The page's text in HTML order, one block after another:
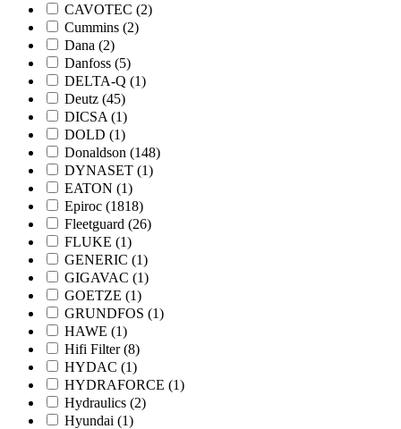
CAVOTEC (2)
Cummins (2)
Dana (2)
Danfoss (5)
DELTA-Q (1)
Deutz (45)
DICSA (1)
DOLD (1)
Donaldson (148)
DYNASET (1)
EATON (1)
Epiroc (1818)
Fleetguard (26)
FLUKE (1)
GENERIC (1)
GIGAVAC (1)
GOETZE (1)
GRUNDFOS (1)
HAWE (1)
Hifi Filter(8)
HYDAC (1)
HYDRAFORCE (1)
Hydraulics (2)
Hyundai (1)